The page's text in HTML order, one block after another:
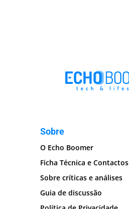
Sobre
O Echo Boomer
Ficha Técnica e Contactos
Sobre críticas e análises
Guia de discussão